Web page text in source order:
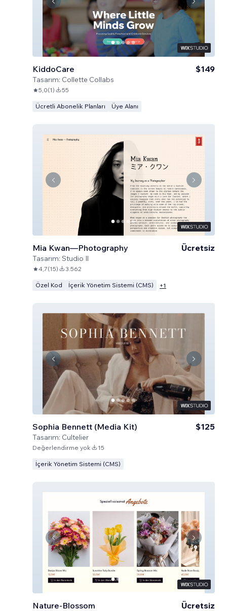
KiddoCare
Tasarım: Collette Collabs
$149
5,0(1) 55
Ücretli Abonelik Planları Üye Alanı
Mia Kwan—Photography
Tasarım: Studio Il
Ücretsiz
4,7(15) 3.562
Özel Kod İçerik Yönetim Sistemi (CMS) +1
Sophia Bennett (Media Kit)
Tasarım: Cultelier
$125
Değerlendirme yok 15
İçerik Yönetim Sistemi (CMS)
Nature-Blossom Ücretsiz